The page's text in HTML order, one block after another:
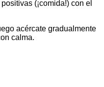
(¡comida!) con el
acércate gradualmente
calma.